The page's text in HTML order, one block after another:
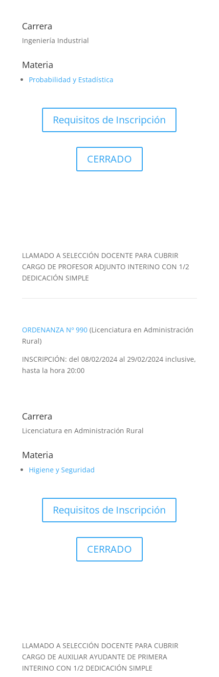
Carrera
Ingeniería Industrial
Materia
Probabilidad y Estadística
Requisitos de Inscripción
CERRADO
LLAMADO A SELECCIÓN DOCENTE PARA CUBRIR
CARGO DE PROFESOR ADJUNTO INTERINO CON 1/2
DEDICACIÓN SIMPLE
ORDENANZA Nº 990(Licenciatura en Administración
Rural)
INSCRIPCIÓN: del 08/02/2024 al 29/02/2024 inclusive,
hasta la hora 20:00
Carrera
Licenciatura en Administración Rural
Materia
Higiene y Seguridad
Requisitos de Inscripción
CERRADO
LLAMADO A SELECCIÓN DOCENTE PARA CUBRIR
CARGO DE AUXILIAR AYUDANTE DE PRIMERA
INTERINO CON 1/2 DEDICACIÓN SIMPLE